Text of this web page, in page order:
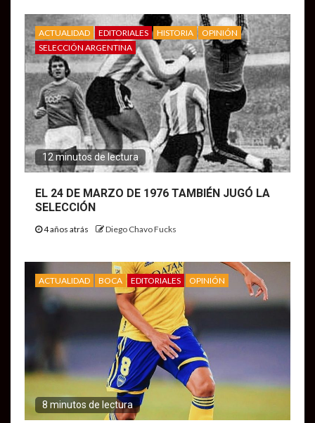
ACTUALIDAD EDITORIALES HISTORIA
OPINIÓN
SELECCIÓN ARGENTINA
12 minutos de lectura
EL 24 DE MARZO DE 1976 TAMBIÉN JUGÓ LA
SELECCIÓN
4 años atrás Diego Chavo Fucks
ACTUALIDAD BOCA EDITORIALES OPINIÓN
8 minutos de lectura